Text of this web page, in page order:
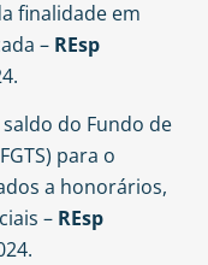
finalidade em
– REsp
do Fundo de
para o
a honorários,
– REsp